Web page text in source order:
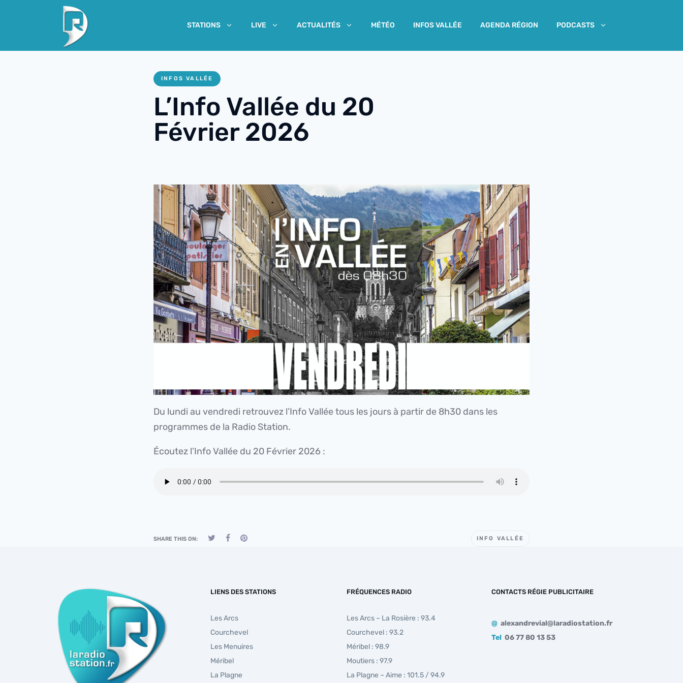
STATIONS LIVE ACTUALITÉS MÉTÉO INFOS VALLÉE AGENDA RÉGION PODCASTS
INFOS VALLÉE
L’Info Vallée du 20
Février 2026
Du lundi au vendredi retrouvez l’Info Vallée tous les jours à partir de 8h30 dans les
programmes de la Radio Station.
Écoutez l’Info Vallée du 20 Février 2026 :
SHARE THIS ON: INFO VALLÉE
LIENS DES STATIONS
Les Arcs
Courchevel
Les Menuires
Méribel
La Plagne
FRÉQUENCES RADIO
Les Arcs – La Rosière : 93.4
Courchevel : 93.2
Méribel : 98.9
Moutiers : 97.9
La Plagne – Aime : 101.5 / 94.9
CONTACTS RÉGIE PUBLICITAIRE
@ alexandrevial@laradiostation.fr
Tel 06 77 80 13 53